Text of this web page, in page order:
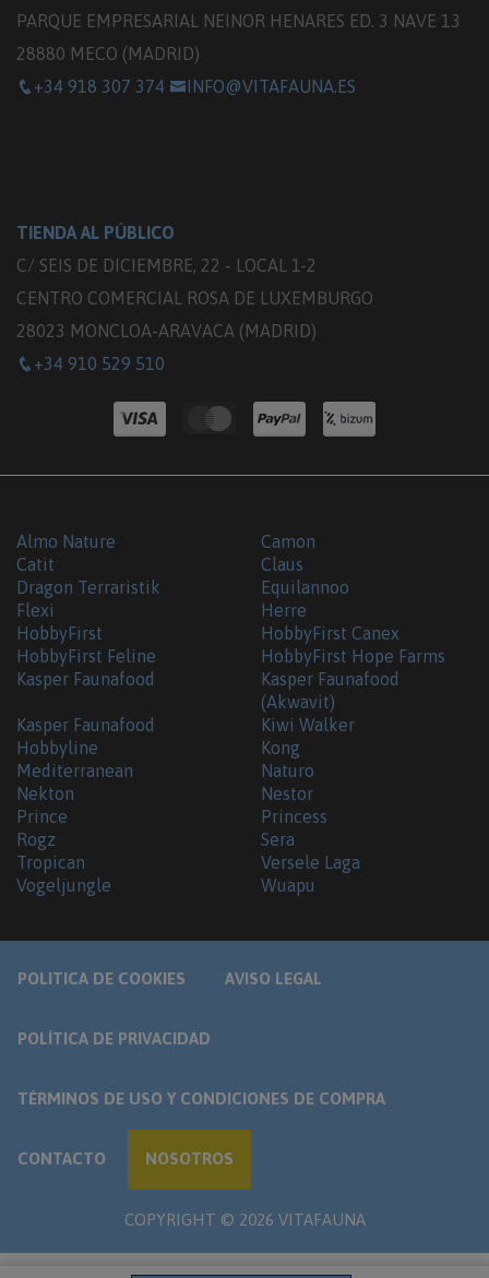
PARQUE EMPRESARIAL NEINOR HENARES ED. 3 NAVE 13
28880 MECO (MADRID)
+34 918 307 374
INFO@VITAFAUNA.ES
TIENDA AL PÚBLICO
C/ SEIS DE DICIEMBRE, 22 - LOCAL 1-2
CENTRO COMERCIAL ROSA DE LUXEMBURGO
28023 MONCLOA-ARAVACA (MADRID)
+34 910 529 510
Almo Nature
Camon
Catit
Claus
Dragon Terraristik
Equilannoo
Flexi
Herre
HobbyFirst
HobbyFirst Canex
HobbyFirst Feline
HobbyFirst Hope Farms
Kasper Faunafood
Kasper Faunafood
(Akwavit)
Kasper Faunafood
Hobbyline
Kiwi Walker
Kong
Mediterranean
Naturo
Nekton
Nestor
Prince
Princess
Rogz
Sera
Tropican
Versele Laga
Vogeljungle
Wuapu
POLITICA DE COOKIES AVISO LEGAL
POLÍTICA DE PRIVACIDAD
TÉRMINOS DE USO Y CONDICIONES DE COMPRA
CONTACTO NOSOTROS
COPYRIGHT © 2026 VITAFAUNA